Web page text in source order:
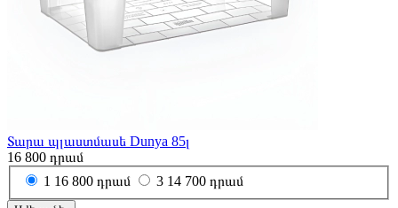
Տարա պլաստմասե Dunya 85լ
16 800 դրամ
1 16 800 դրամ 3 14 700 դրամ